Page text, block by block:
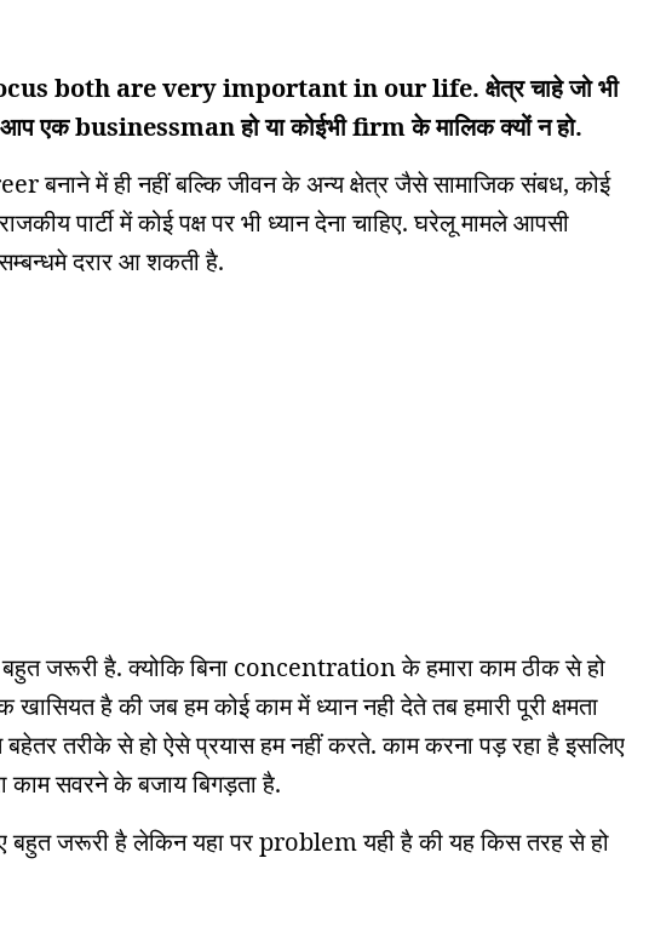
both are very important in our life. क्षेत्र चाहे जो भी
एक businessman हो या कोईभी firm के मालिक क्यों न हो.
में ही नहीं बल्कि जीवन के अन्य क्षेत्र जैसे सामाजिक संबध, कोई
पार्टी में कोई पक्ष पर भी ध्यान देना चाहिए. घरेलू मामले आपसी
दरार आ शकती है.
जरूरी है. क्योकि बिना concentration के हमारा काम ठीक से हो
है की जब हम कोई काम में ध्यान नही देते तब हमारी पूरी क्षमता
तरीके से हो ऐसे प्रयास हम नहीं करते. काम करना पड़ रहा है इसलिए
काम सवरने के बजाय बिगड़ता है.
बहुत जरूरी है लेकिन यहा पर problem यही है की यह किस तरह से हो